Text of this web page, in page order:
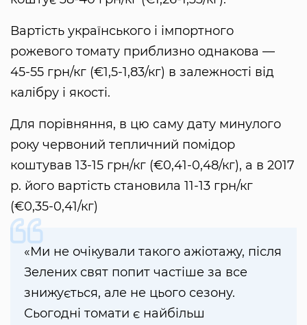
Вартість українського і імпортного
рожевого томату приблизно однакова —
45-55 грн/кг (€1,5-1,83/кг) в залежності від
калібру і якості.
Для порівняння, в цю саму дату минулого
року червоний тепличний помідор
коштував 13-15 грн/кг (€0,41-0,48/кг), а в 2017
р. його вартість становила 11-13 грн/кг
(€0,35-0,41/кг)
«Ми не очікували такого ажіотажу, після
Зелених свят попит частіше за все
знижується, але не цього сезону.
Сьогодні томати є найбільш